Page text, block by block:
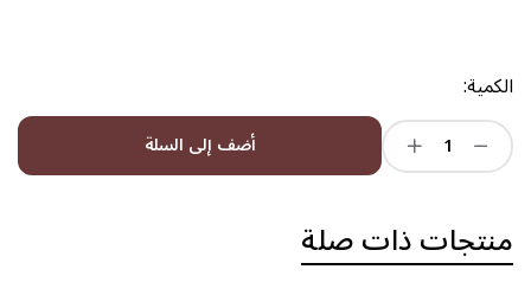
الكمية:
أضف إلى السلة
منتجات ذات صلة